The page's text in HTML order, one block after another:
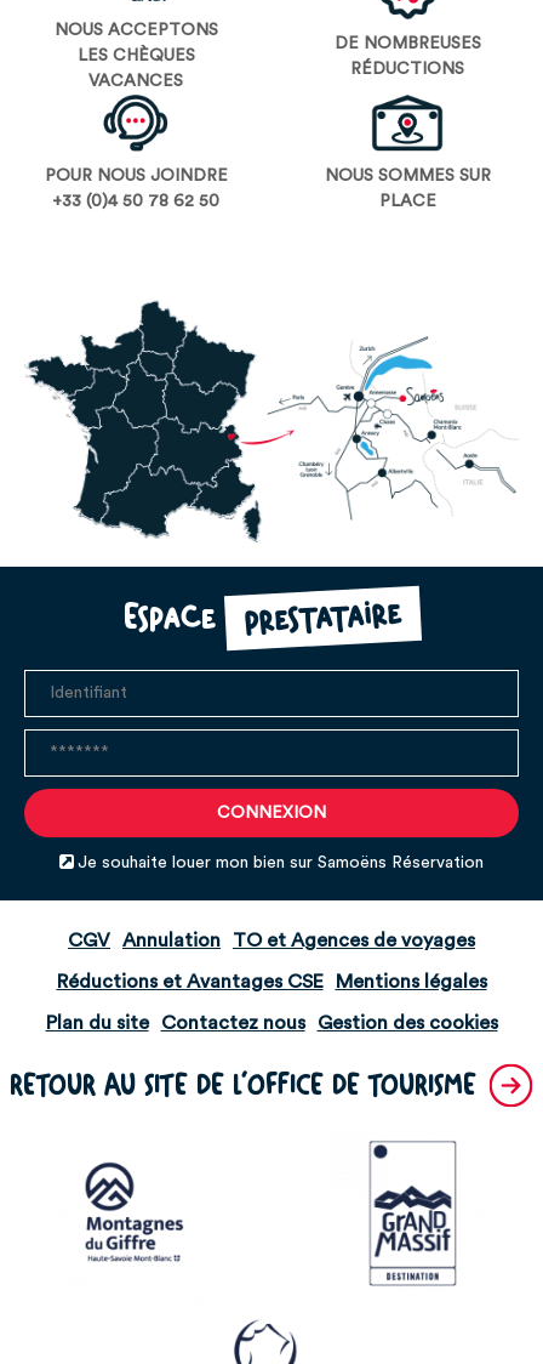
NOUS ACCEPTONS
LES CHÈQUES
VACANCES
DE NOMBREUSES
RÉDUCTIONS
POUR NOUS JOINDRE
+33 (0)4 50 78 62 50
NOUS SOMMES SUR
PLACE
Espace prestataire
Je souhaite louer mon bien sur Samoëns Réservation
CGV Annulation TO et Agences de voyages
Réductions et Avantages CSE Mentions légales
Plan du site Contactez nous Gestion des cookies
RETOUR AU SITE DE L'OFFICE DE TOURISME